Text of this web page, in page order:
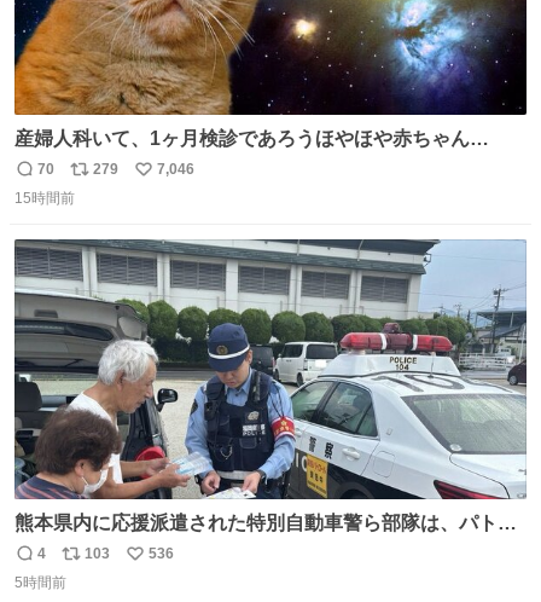
産婦人科いて、1ヶ月検診であろうほやほや赤ちゃん👩‍🍼
と推定2,3歳の女の子👧🏻をワンオペで連れてるママがいる
のだけども 女の子ずっとママの側から離れない…⁉️ 手を繋
たいにﾄﾃﾄﾃついてってるし逃走しないし脱走しないし逃げ
ないし走ら文字数
返
信
70
リ
ポ
ト
数
279
い
数
7,046
15時間前
熊本県内に応援派遣された特別自動車警ら部隊は、パトロ
ールを通じて車中泊者への声掛けも行っています。写真
は、福岡県警察の特別自動車警ら部隊が八代警察署管内の
返
信
4
リ
ポ
103
い
536
5時間前